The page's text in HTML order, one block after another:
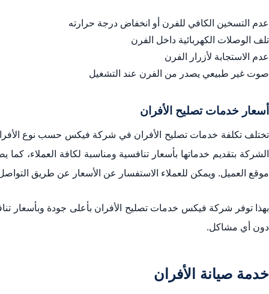
عدم التسخين الكافي للفرن أو انخفاض درجة حرارته
تلف الوصلات الكهربائية داخل الفرن
عدم الاستجابة لأزرار الفرن
صوت غير طبيعي يصدر من الفرن عند التشغيل
أسعار خدمات تصليح الأفران
تختلف تكلفة خدمات تصليح الأفران في شركة فيكس حسب نوع
الشركة بتقديم خدماتها بأسعار تنافسية ومناسبة لكافة العملاء،
موقع العميل. ويمكن للعملاء الاستفسار عن الأسعار عن طريق
بهذا توفر شركة فيكس خدمات تصليح الأفران بأعلى جودة وبأسعار
دون أي مشاكل.
خدمة صيانة الأفران